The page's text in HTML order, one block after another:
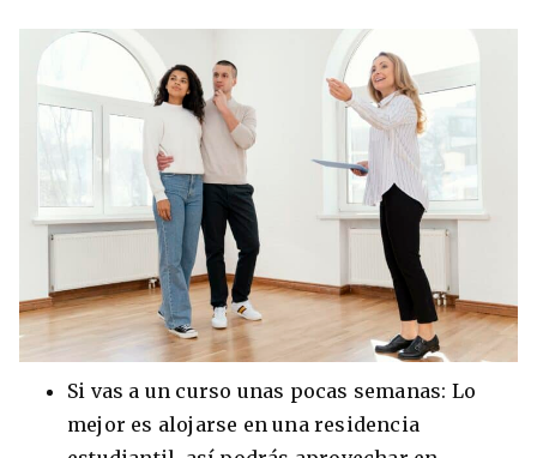
Si vas a un curso unas pocas semanas: Lo
mejor es alojarse en una residencia